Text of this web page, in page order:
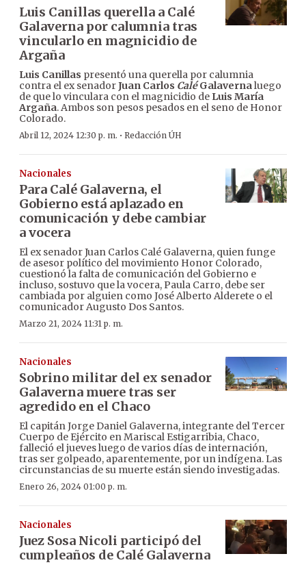
Luis Canillas querella a Calé
Galaverna por calumnia tras
vincularlo en magnicidio de
Argaña
Luis Canillas presentó una querella por calumnia
contra el ex senadorJuan Carlos CaléGalavernaluego
de que lo vinculara con el magnicidio de Luis María
Argaña. Ambos son pesos pesados en el seno de Honor
Colorado.
Abril 12, 2024 12:30 p. m. · Redacción ÚH
Nacionales
Para Calé Galaverna, el
Gobierno está aplazado en
comunicación y debe cambiar
a vocera
El ex senador Juan Carlos Calé Galaverna, quien funge
de asesor político del movimiento Honor Colorado,
cuestionó la falta de comunicación del Gobierno e
incluso, sostuvo que la vocera, Paula Carro, debe ser
cambiada por alguien como José Alberto Alderete o el
comunicador Augusto Dos Santos.
Marzo 21, 2024 11:31 p. m.
Nacionales
Sobrino militar del ex senador
Galaverna muere tras ser
agredido en el Chaco
El capitán Jorge Daniel Galaverna, integrante del Tercer
Cuerpo de Ejército en Mariscal Estigarribia, Chaco,
falleció el jueves luego de varios días de internación,
tras ser golpeado, aparentemente, por un indígena. Las
circunstancias de su muerte están siendo investigadas.
Enero 26, 2024 01:00 p. m.
Nacionales
Juez Sosa Nicoli participó del
cumpleaños de Calé Galaverna